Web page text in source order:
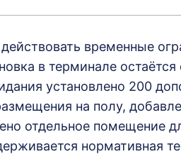
временные
в терминале
установлено 200
на полу,
отдельное помещение
нормативная